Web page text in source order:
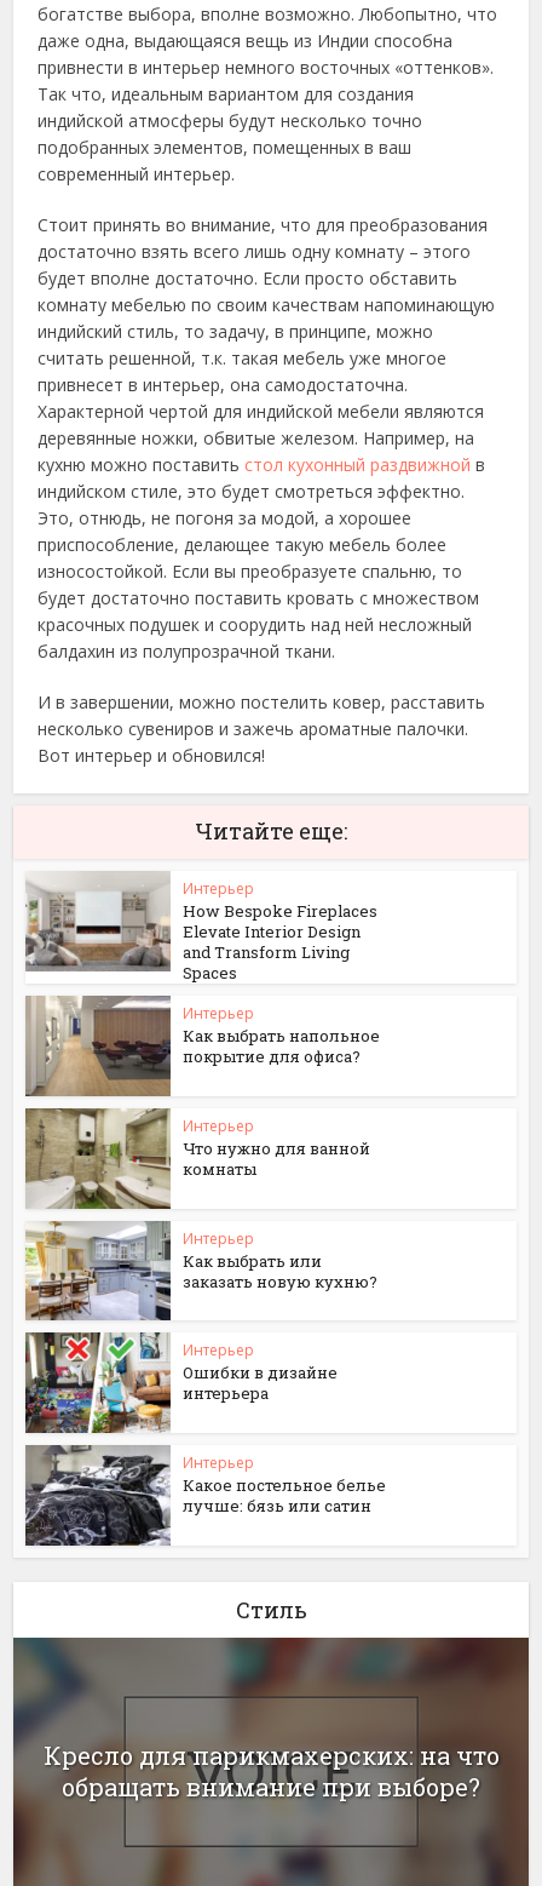
богатстве выбора, вполне возможно. Любопытно, что
даже одна, выдающаяся вещь из Индии способна
привнести в интерьер немного восточных «оттенков».
Так что, идеальным вариантом для создания
индийской атмосферы будут несколько точно
подобранных элементов, помещенных в ваш
современный интерьер.
Стоит принять во внимание, что для преобразования
достаточно взять всего лишь одну комнату – этого
будет вполне достаточно. Если просто обставить
комнату мебелью по своим качествам напоминающую
индийский стиль, то задачу, в принципе, можно
считать решенной, т.к. такая мебель уже многое
привнесет в интерьер, она самодостаточна.
Характерной чертой для индийской мебели являются
деревянные ножки, обвитые железом. Например, на
кухню можно поставить стол кухонный раздвижной в
индийском стиле, это будет смотреться эффектно.
Это, отнюдь, не погоня за модой, а хорошее
приспособление, делающее такую мебель более
износостойкой. Если вы преобразуете спальню, то
будет достаточно поставить кровать с множеством
красочных подушек и соорудить над ней несложный
балдахин из полупрозрачной ткани.
И в завершении, можно постелить ковер, расставить
несколько сувениров и зажечь ароматные палочки.
Вот интерьер и обновился!
Читайте еще:
Интерьер
How Bespoke Fireplaces
Elevate Interior Design
and Transform Living
Spaces
Интерьер
Как выбрать напольное
покрытие для офиса?
Интерьер
Что нужно для ванной
комнаты
Интерьер
Как выбрать или
заказать новую кухню?
Интерьер
Ошибки в дизайне
интерьера
Интерьер
Какое постельное белье
лучше: бязь или сатин
Стиль
Кресло для парикмахерских: на что
обращать внимание при выборе?